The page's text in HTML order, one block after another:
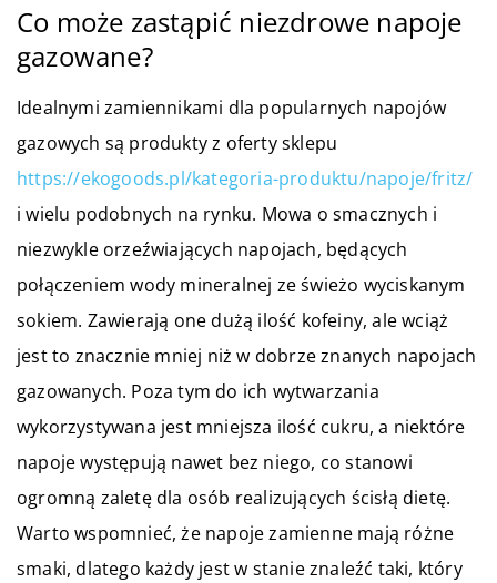
Co może zastąpić niezdrowe napoje
gazowane?
Idealnymi zamiennikami dla popularnych napojów
gazowych są produkty z oferty sklepu
https://ekogoods.pl/kategoria-produktu/napoje/fritz/
i wielu podobnych na rynku. Mowa o smacznych i
niezwykle orzeźwiających napojach, będących
połączeniem wody mineralnej ze świeżo wyciskanym
sokiem. Zawierają one dużą ilość kofeiny, ale wciąż
jest to znacznie mniej niż w dobrze znanych napojach
gazowanych. Poza tym do ich wytwarzania
wykorzystywana jest mniejsza ilość cukru, a niektóre
napoje występują nawet bez niego, co stanowi
ogromną zaletę dla osób realizujących ścisłą dietę.
Warto wspomnieć, że napoje zamienne mają różne
smaki, dlatego każdy jest w stanie znaleźć taki, który